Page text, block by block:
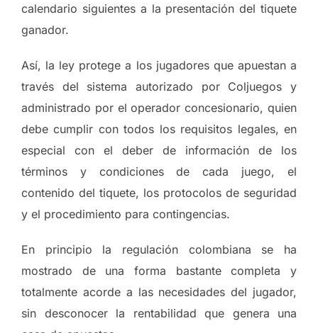
calendario siguientes a la presentación del tiquete
ganador.
Así, la ley protege a los jugadores que apuestan a
través del sistema autorizado por Coljuegos y
administrado por el operador concesionario, quien
debe cumplir con todos los requisitos legales, en
especial con el deber de información de los
términos y condiciones de cada juego, el
contenido del tiquete, los protocolos de seguridad
y el procedimiento para contingencias.
En principio la regulación colombiana se ha
mostrado de una forma bastante completa y
totalmente acorde a las necesidades del jugador,
sin desconocer la rentabilidad que genera una